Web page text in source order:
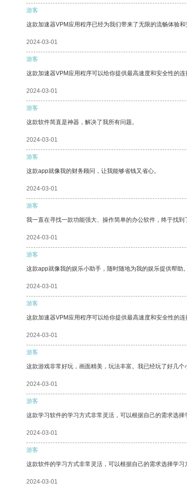
游客
这款加速器VPM应用程序已经为我们带来了无限的流畅体验和
2024-03-01
游客
这款加速器VPM应用程序可以给你提供最高速度和安全性的连
2024-03-01
游客
这款软件简直是神器，解决了我所有问题。
2024-03-01
游客
这款app就像我的财务顾问，让我能够省钱又省心。
2024-03-01
游客
我一直在寻找一款功能强大、操作简单的办公软件，终于找
2024-03-01
游客
这款app就像我的娱乐小助手，随时随地为我的娱乐提供帮助。
2024-03-01
游客
这款加速器VPM应用程序可以给你提供最高速度和安全性的连
2024-03-01
游客
这款游戏非常好玩，画面精美，玩法丰富。我已经玩了好几个
2024-03-01
游客
这款学习软件的学习方式非常灵活，可以根据自己的需求选择
2024-03-01
游客
这款软件的学习方式非常灵活，可以根据自己的需求选择学习
2024-03-01